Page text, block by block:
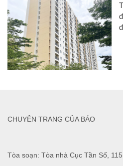
Tòa soạn: Tòa nhà Cục Tần Số,
CHUYÊN TRANG CỦA BÁO